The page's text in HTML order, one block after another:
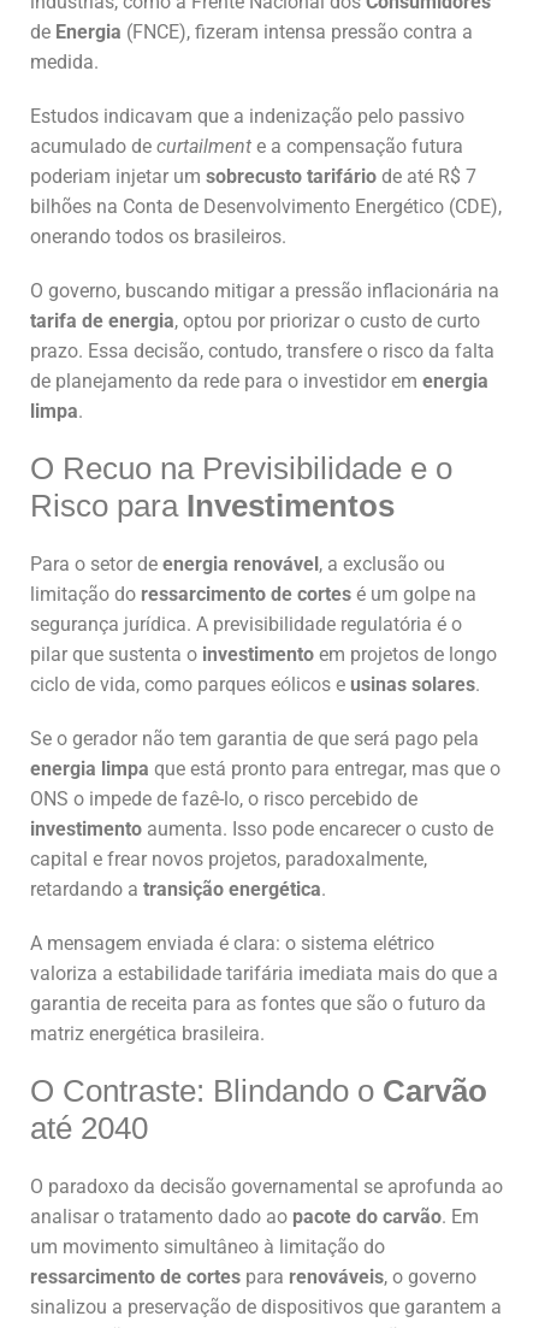
de Energia (FNCE), fizeram intensa pressão contra a
medida.
Estudos indicavam que a indenização pelo passivo
acumulado de curtailment e a compensação futura
poderiam injetar um sobrecusto tarifário de até R$ 7
bilhões na Conta de Desenvolvimento Energético (CDE),
onerando todos os brasileiros.
O governo, buscando mitigar a pressão inflacionária na
tarifa de energia, optou por priorizar o custo de curto
prazo. Essa decisão, contudo, transfere o risco da falta
de planejamento da rede para o investidor em energia
limpa.
O Recuo na Previsibilidade e o
Risco para Investimentos
Para o setor de energia renovável , a exclusão ou
limitação do ressarcimento de cortes é um golpe na
segurança jurídica. A previsibilidade regulatória é o
pilar que sustenta o investimento em projetos de longo
ciclo de vida, como parques eólicos e usinas solares.
Se o gerador não tem garantia de que será pago pela
energia limpa que está pronto para entregar, mas que o
ONS o impede de fazê-lo, o risco percebido de
investimento aumenta. Isso pode encarecer o custo de
capital e frear novos projetos, paradoxalmente,
retardando a transição energética.
A mensagem enviada é clara: o sistema elétrico
valoriza a estabilidade tarifária imediata mais do que a
garantia de receita para as fontes que são o futuro da
matriz energética brasileira.
O Contraste: Blindando o Carvão
até 2040
O paradoxo da decisão governamental se aprofunda ao
analisar o tratamento dado ao pacote do carvão. Em
um movimento simultâneo à limitação do
ressarcimento de cortes para renováveis, o governo
sinalizou a preservação de dispositivos que garantem a